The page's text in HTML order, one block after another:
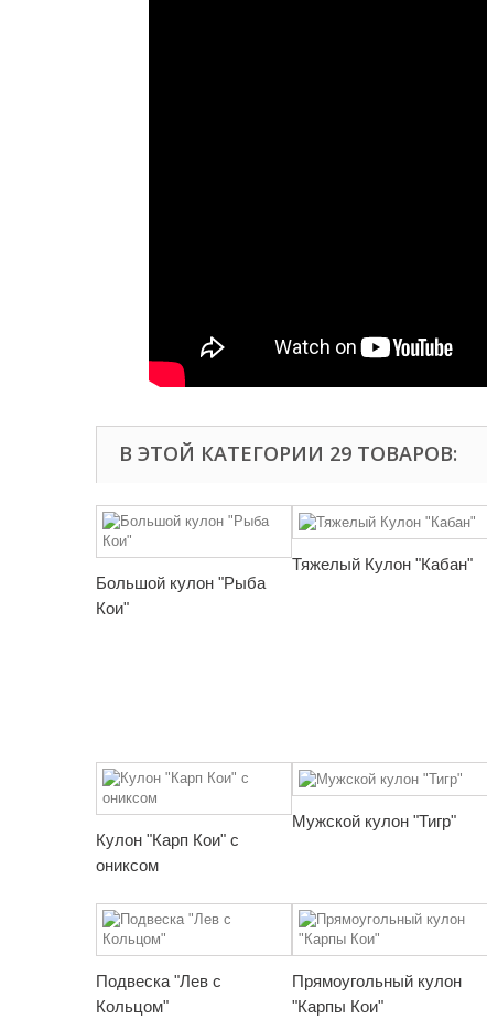
В ЭТОЙ КАТЕГОРИИ 29 ТОВАРОВ:
Большой кулон "Рыба
Кои"
Тяжелый Кулон "Кабан"
Кулон "Карп Кои" с
ониксом
Мужской кулон "Тигр"
Подвеска "Лев с
Кольцом"
Прямоугольный кулон
"Карпы Кои"